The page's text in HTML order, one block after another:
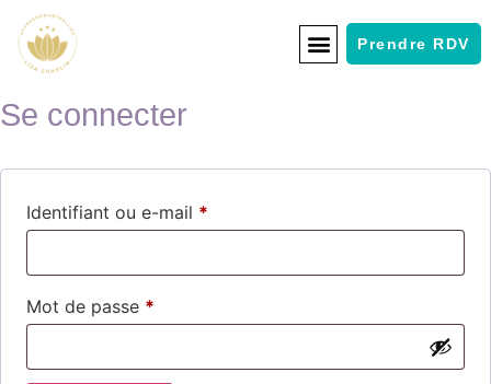
Prendre RDV
Se connecter
Identifiant ou e-mail *
Mot de passe *